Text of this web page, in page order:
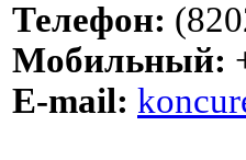
Телефон:
Мобильный:
E-mail: